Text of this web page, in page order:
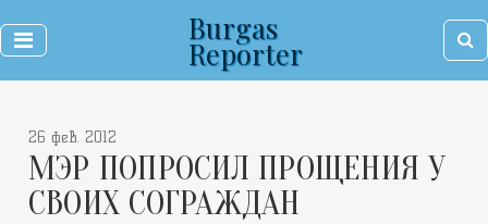
Burgas
Reporter
26 фев. 2012
МЭР ПОПРОСИЛ ПРОЩЕНИЯ У
СВОИХ СОГРАЖДАН